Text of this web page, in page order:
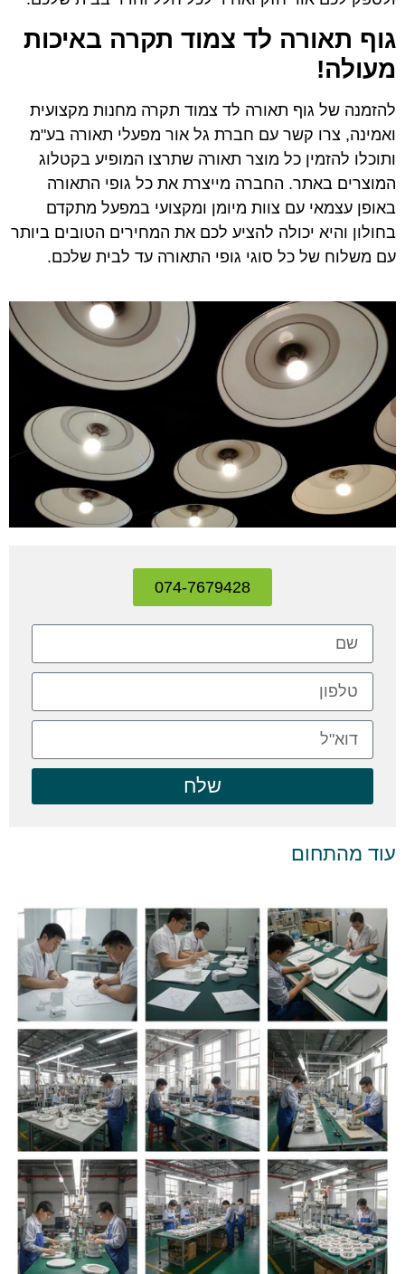
גוף תאורה לד צמוד תקרה באיכות
מעולה!
להזמנה של גוף תאורה לד צמוד תקרה מחנות מקצועית
ואמינה, צרו קשר עם חברת גל אור מפעלי תאורה בע"מ
ותוכלו להזמין כל מוצר תאורה שתרצו המופיע בקטלוג
המוצרים באתר. החברה מייצרת את כל גופי התאורה
באופן עצמאי עם צוות מיומן ומקצועי במפעל מתקדם
בחולון והיא יכולה להציע לכם את המחירים הטובים ביותר
עם משלוח של כל סוגי גופי התאורה עד לבית שלכם.
074-7679428
שלח
עוד מהתחום